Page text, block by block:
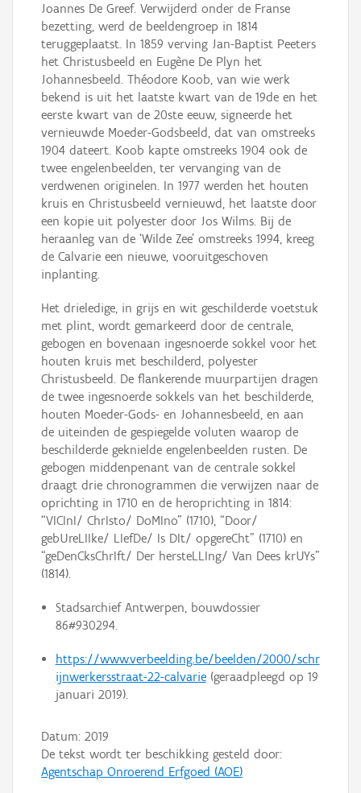
Joannes De Greef. Verwijderd onder de Franse
bezetting, werd de beeldengroep in 1814
teruggeplaatst. In 1859 verving Jan-Baptist Peeters
het Christusbeeld en Eugène De Plyn het
Johannesbeeld. Théodore Koob, van wie werk
bekend is uit het laatste kwart van de 19de en het
eerste kwart van de 20ste eeuw, signeerde het
vernieuwde Moeder-Godsbeeld, dat van omstreeks
1904 dateert. Koob kapte omstreeks 1904 ook de
twee engelenbeelden, ter vervanging van de
verdwenen originelen. In 1977 werden het houten
kruis en Christusbeeld vernieuwd, het laatste door
een kopie uit polyester door Jos Wilms. Bij de
heraanleg van de ‘Wilde Zee’ omstreeks 1994, kreeg
de Calvarie een nieuwe, vooruitgeschoven
inplanting.
Het drieledige, in grijs en wit geschilderde voetstuk
met plint, wordt gemarkeerd door de centrale,
gebogen en bovenaan ingesnoerde sokkel voor het
houten kruis met beschilderd, polyester
Christusbeeld. De flankerende muurpartijen dragen
de twee ingesnoerde sokkels van het beschilderde,
houten Moeder-Gods- en Johannesbeeld, en aan
de uiteinden de gespiegelde voluten waarop de
beschilderde geknielde engelenbeelden rusten. De
gebogen middenpenant van de centrale sokkel
draagt drie chronogrammen die verwijzen naar de
oprichting in 1710 en de heroprichting in 1814:
“VICInI/ ChrIsto/ DoMIno” (1710), “Door/
gebUreLIIke/ LIefDe/ Is DIt/ opgereCht” (1710) en
“geDenCksChrIft/ Der hersteLLIng/ Van Dees krUYs”
(1814).
Stadsarchief Antwerpen, bouwdossier
86#930294.
https://www.verbeelding.be/beelden/2000/schr
ijnwerkersstraat-22-calvarie(geraadpleegd op 19
januari 2019).
Datum: 2019
De tekst wordt ter beschikking gesteld door:
Agentschap Onroerend Erfgoed (AOE)